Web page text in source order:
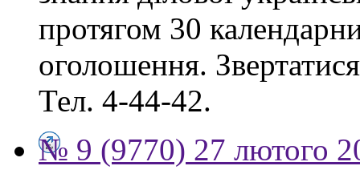
протягом 30
оголошення.
Тел. 4-44-42.
№ 9 (9770) 27 лютого